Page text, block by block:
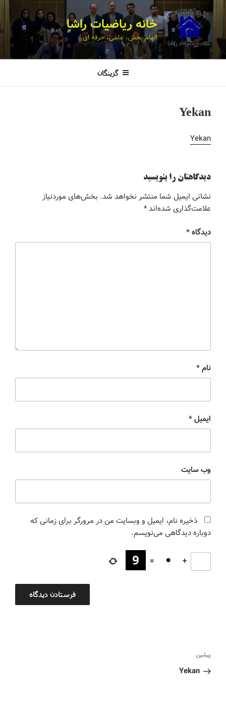
خانه ریاضیات راشا
الهام بخش، علمی، حرفه ای
گزینگان
Yekan
Yekan
دیدگاهتان را بنویسید
نشانی ایمیل شما منتشر نخواهد شد. بخش‌های موردنیاز
علامت‌گذاری شده‌اند*
دیدگاه*
نام*
ایمیل*
وب‌ سایت
ذخیره نام، ایمیل و وبسایت من در مرورگر برای زمانی که
دوباره دیدگاهی می‌نویسم.
+
=
پیشین
Yekan